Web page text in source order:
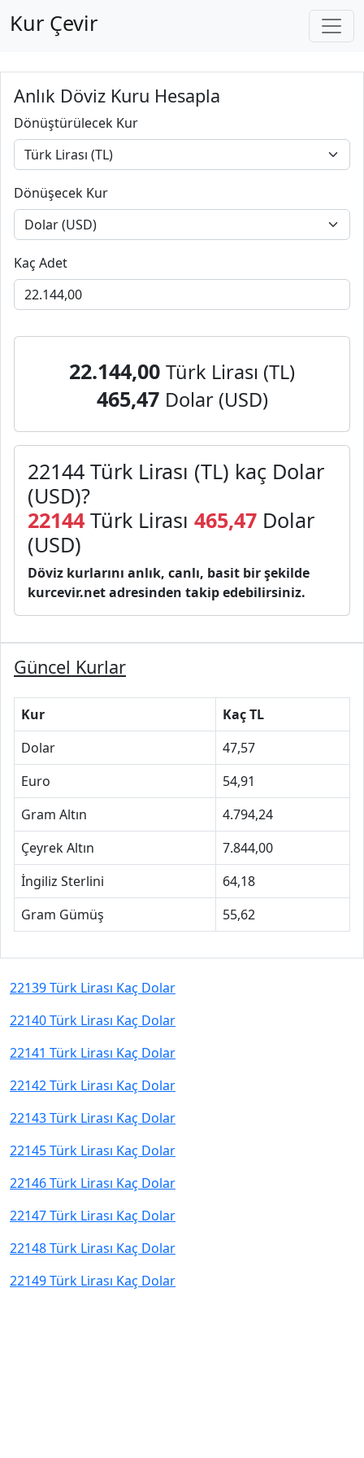
Kur Çevir
Anlık Döviz Kuru Hesapla
Dönüştürülecek Kur
Dönüşecek Kur
Kaç Adet
22.144,00 Türk Lirası (TL)
465,47 Dolar (USD)
22144 Türk Lirası (TL) kaç Dolar
(USD)?
22144 Türk Lirası 465,47 Dolar
(USD)
Döviz kurlarını anlık, canlı, basit bir şekilde
kurcevir.net adresinden takip edebilirsiniz.
Güncel Kurlar
Kur
Kaç TL
Dolar
47,57
Euro
54,91
Gram Altın
4.794,24
Çeyrek Altın
7.844,00
İngiliz Sterlini
64,18
Gram Gümüş
55,62
22139 Türk Lirası Kaç Dolar
22140 Türk Lirası Kaç Dolar
22141 Türk Lirası Kaç Dolar
22142 Türk Lirası Kaç Dolar
22143 Türk Lirası Kaç Dolar
22145 Türk Lirası Kaç Dolar
22146 Türk Lirası Kaç Dolar
22147 Türk Lirası Kaç Dolar
22148 Türk Lirası Kaç Dolar
22149 Türk Lirası Kaç Dolar